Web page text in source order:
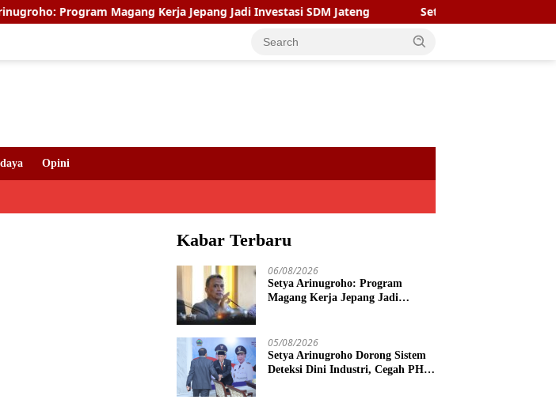
Program Magang Kerja Jepang Jadi Investasi SDM Jateng Setya Arinugroho Dorong Sistem
Opini
Kabar Terbaru
06/08/2026
Setya Arinugroho: Program
Magang Kerja Jepang Jadi
05/08/2026
Setya Arinugroho Dorong Sistem
Deteksi Dini Industri, Cegah PHK